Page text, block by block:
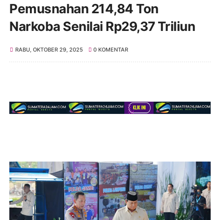
Pemusnahan 214,84 Ton
Narkoba Senilai Rp29,37 Triliun
RABU, OKTOBER 29, 2025 0 KOMENTAR